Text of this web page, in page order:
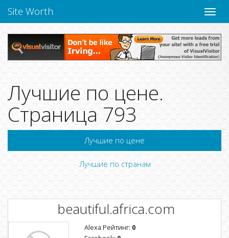
Site Worth
Лучшие по цене.
Страница 793
Лучшие по цене
Лучшие по странам
beautiful.africa.com
Alexa Рейтинг: 0